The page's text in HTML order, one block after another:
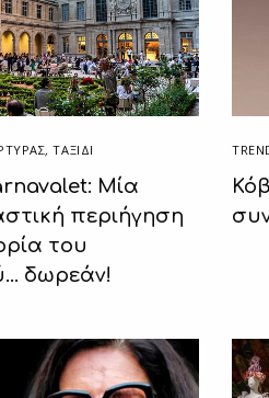
,ΤΑΞΙΔΙ
Μία
περιήγηση
του
δωρεάν!